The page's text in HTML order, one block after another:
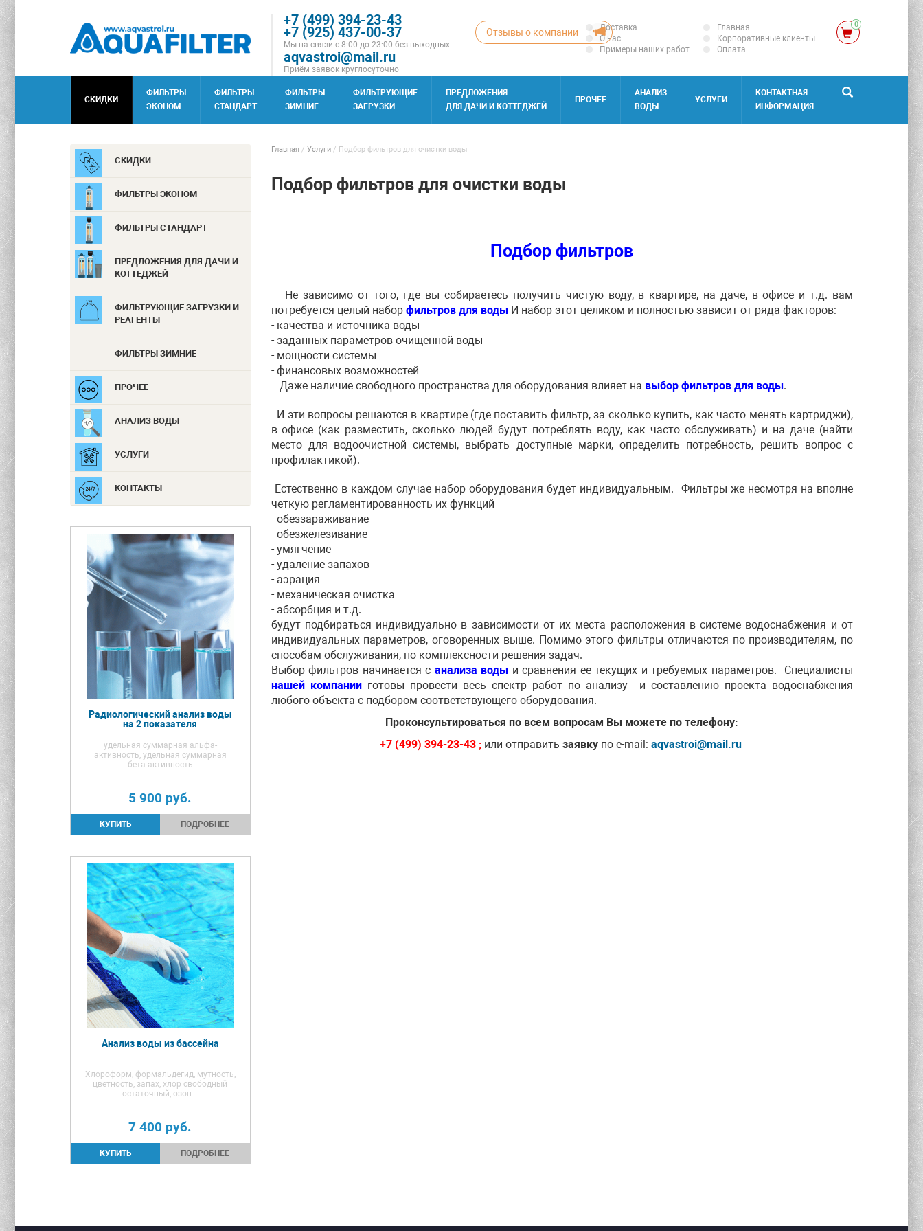
Отзывы о компании
+7 (499) 394-23-43
+7 (925) 437-00-37
Мы на связи с 8:00 до 23:00 без выходных
aqvastroi@mail.ru
Приём заявок круглосуточно
Доставка
О нас
Примеры наших работ
Главная
Корпоративные клиенты
Оплата
0
СКИДКИ
ФИЛЬТРЫ
ЭКОНОМ
ФИЛЬТРЫ
СТАНДАРТ
ФИЛЬТРЫ
ЗИМНИЕ
ФИЛЬТРУЮЩИЕ
ЗАГРУЗКИ
ПРЕДЛОЖЕНИЯ
ДЛЯ ДАЧИ И КОТТЕДЖЕЙ
ПРОЧЕЕ
АНАЛИЗ
ВОДЫ
УСЛУГИ
КОНТАКТНАЯ
ИНФОРМАЦИЯ
СКИДКИ
ФИЛЬТРЫ ЭКОНОМ
ФИЛЬТРЫ СТАНДАРТ
ПРЕДЛОЖЕНИЯ ДЛЯ ДАЧИ И
КОТТЕДЖЕЙ
ФИЛЬТРУЮЩИЕ ЗАГРУЗКИ И
РЕАГЕНТЫ
ФИЛЬТРЫ ЗИМНИЕ
ПРОЧЕЕ
АНАЛИЗ ВОДЫ
УСЛУГИ
КОНТАКТЫ
Радиологический анализ воды
на 2 показателя
удельная суммарная альфа-
активность, удельная суммарная
бета-активность
5 900 руб.
ПОДРОБНЕЕ
Анализ воды из бассейна
Хлороформ, формальдегид, мутность,
цветность, запах, хлор свободный
остаточный, озон...
7 400 руб.
ПОДРОБНЕЕ
Главная / Услуги/ Подбор фильтров для очистки воды
Подбор фильтров для очистки воды
Подбор фильтров
Не зависимо от того, где вы собираетесь получить чистую воду, в квартире, на даче, в офисе и т.д. вам
потребуется целый набор фильтров для водыИ набор этот целиком и полностью зависит от ряда факторов:
- качества и источника воды
- заданных параметров очищенной воды
- мощности системы
- финансовых возможностей
Даже наличие свободного пространства для оборудования влияет на выбор фильтров для воды.
И эти вопросы решаются в квартире (где поставить фильтр, за сколько купить, как часто менять картриджи),
в офисе (как разместить, сколько людей будут потреблять воду, как часто обслуживать) и на даче (найти
место для водоочистной системы, выбрать доступные марки, определить потребность, решить вопрос с
профилактикой).
Естественно в каждом случае набор оборудования будет индивидуальным. Фильтры же несмотря на вполне
четкую регламентированность их функций
- обеззараживание
- обезжелезивание
- умягчение
- удаление запахов
- аэрация
- механическая очистка
- абсорбция и т.д.
будут подбираться индивидуально в зависимости от их места расположения в системе водоснабжения и от
индивидуальных параметров, оговоренных выше. Помимо этого фильтры отличаются по производителям, по
способам обслуживания, по комплексности решения задач.
Выбор фильтров начинается с анализа воды и сравнения ее текущих и требуемых параметров. Специалисты
нашей компанииготовы провести весь спектр работ по анализу и составлению проекта водоснабжения
любого объекта с подбором соответствующего оборудования.
Проконсультироваться по всем вопросам Вы можете по телефону:
+7 (499) 394-23-43 ; или отправить заявкупо e-mail: aqvastroi@mail.ru